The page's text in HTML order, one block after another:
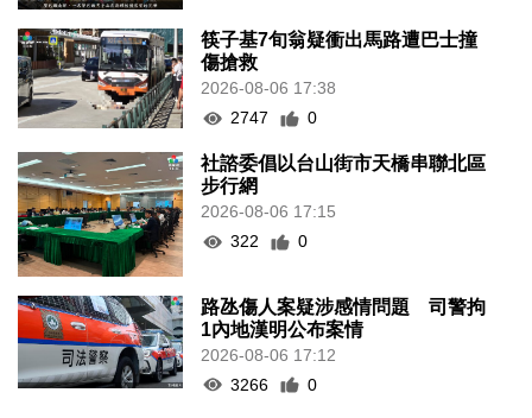
筷子基7旬翁疑衝出馬路遭巴士撞
傷搶救
2026-08-06 17:38
2747
0
社諮委倡以台山街市天橋串聯北區
步行網
2026-08-06 17:15
322
0
路氹傷人案疑涉感情問題 司警拘
1內地漢明公布案情
2026-08-06 17:12
3266
0